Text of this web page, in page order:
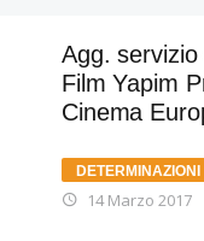
Agg.
Film Yapim
Cinema
14 Marzo 2017